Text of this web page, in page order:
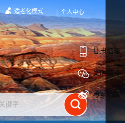
适老化模式 个人中心
甘肃临泽
文明临泽
枣乡临泽